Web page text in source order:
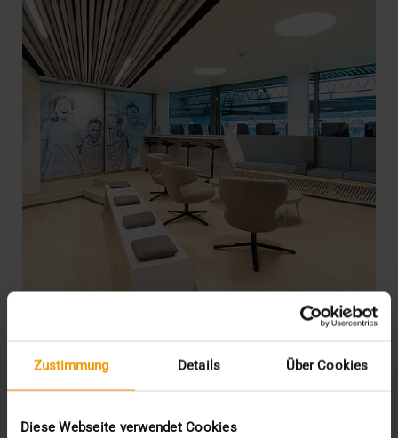
Zustimmung Details Über Cookies
Diese Webseite verwendet Cookies
JiveX in der Sportmedizin: Das
15.04.2021